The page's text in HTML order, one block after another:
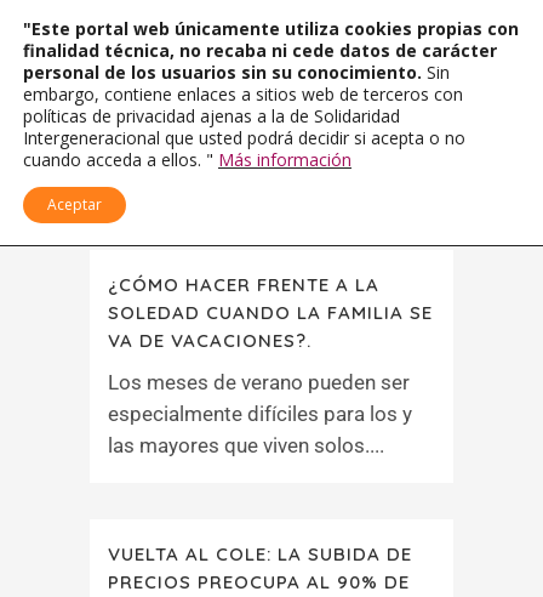
¿CÓMO HACER FRENTE A LA
SOLEDAD CUANDO LA FAMILIA SE
VA DE VACACIONES?.
Los meses de verano pueden ser
especialmente difíciles para los y
las mayores que viven solos....
VUELTA AL COLE: LA SUBIDA DE
PRECIOS PREOCUPA AL 90% DE
"Este portal web únicamente utiliza cookies propias con
finalidad técnica, no recaba ni cede datos de carácter
personal de los usuarios sin su conocimiento. Sin
embargo, contiene enlaces a sitios web de terceros con
políticas de privacidad ajenas a la de Solidaridad
Intergeneracional que usted podrá decidir si acepta o no
cuando acceda a ellos. " Más información
Aceptar